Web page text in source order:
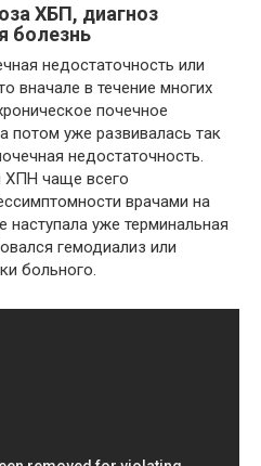
ХБП, диагноз
болезнь
недостаточность или
вначале в течение многих
почечное
потом уже развивалась так
недостаточность.
ХПН чаще всего
врачами на
наступала уже терминальная
гемодиализ или
больного.